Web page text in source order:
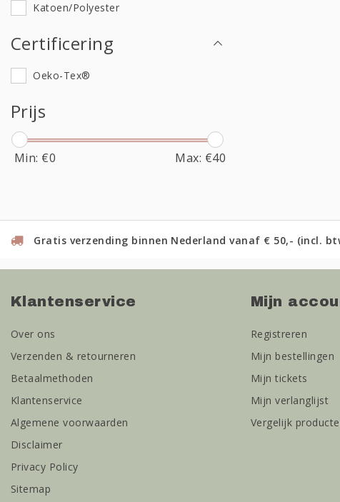
Katoen/Polyester
Certificering
Oeko-Tex®
Prijs
Min: €0 Max: €40
Gratis verzending binnen Nederland vanaf € 50,- (incl.
Klantenservice
Over ons
Verzenden & retourneren
Betaalmethoden
Klantenservice
Algemene voorwaarden
Disclaimer
Privacy Policy
Sitemap
Mijn
Registreren
Mijn bestellingen
Mijn tickets
Mijn verlanglijst
Vergelijk